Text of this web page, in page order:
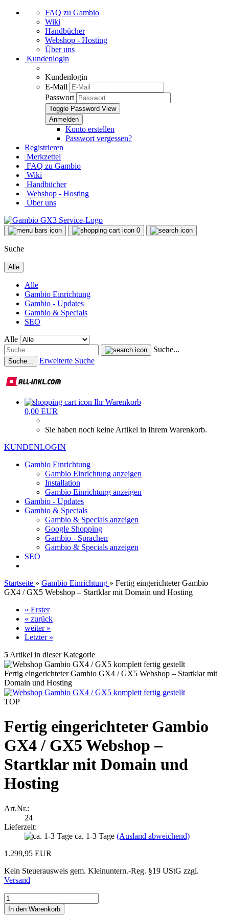
FAQ zu Gambio
Wiki
Handbücher
Webshop - Hosting
Über uns
Kundenlogin
Kundenlogin
E-Mail
Passwort
Toggle Password View
Konto erstellen
Passwort vergessen?
Registrieren
Merkzettel
FAQ zu Gambio
Wiki
Handbücher
Webshop - Hosting
Über uns
0
Suche
Alle
Alle
Gambio Einrichtung
Gambio - Updates
Gambio & Specials
SEO
Alle
Suche...
Suche... Erweiterte Suche
Ihr Warenkorb
0,00 EUR
Sie haben noch keine Artikel in Ihrem Warenkorb.
KUNDENLOGIN
Gambio Einrichtung
Gambio Einrichtung anzeigen
Installation
Gambio Einrichtung anzeigen
Gambio - Updates
Gambio & Specials
Gambio & Specials anzeigen
Google Shopping
Gambio - Sprachen
Gambio & Specials anzeigen
SEO
Startseite » Gambio Einrichtung » Fertig eingerichteter Gambio
GX4 / GX5 Webshop – Startklar mit Domain und Hosting
« Erster
« zurück
weiter »
Letzter »
5 Artikel in dieser Kategorie
Fertig eingerichteter Gambio GX4 / GX5 Webshop – Startklar mit
Domain und Hosting
TOP
Fertig eingerichteter Gambio
GX4 / GX5 Webshop –
Startklar mit Domain und
Hosting
Art.Nr.:
24
Lieferzeit:
ca. 1-3 Tage (Ausland abweichend)
1.299,95 EUR
Kein Steuerausweis gem. Kleinuntern.-Reg. §19 UStG zzgl.
Versand